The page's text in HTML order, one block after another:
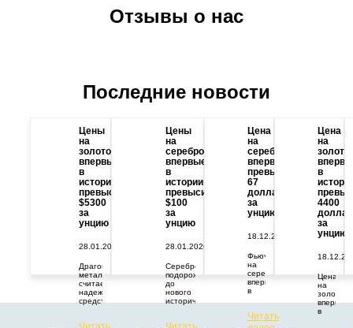
Отзывы о нас
Последние новости
Цены
на
золото
впервые
в
истории
превысили
$5300
за
унцию
28.01.2026
Драгоценный
металл
считается
надежным
средством
Цены
на
серебро
впервые
в
истории
превысили
$100
за
унцию
28.01.2026
Серебро
подорожало
до
нового
исторического
Цена
на
серебро
впервые
превысила
67
долларов
за
унцию
18.12.2025
Фьючерс
на
серебро
впервые
в
67
долларов
Читать
Цена
на
золото
в
4400
за
унцию
Цена
на
золото
впервые
в